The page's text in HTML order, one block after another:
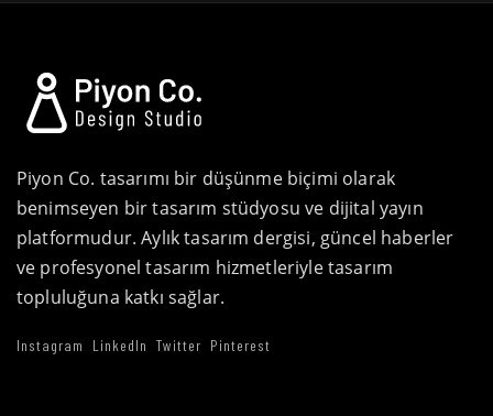
Piyon Co. tasarımı bir düşünme biçimi olarak
benimseyen bir tasarım stüdyosu ve dijital yayın
platformudur. Aylık tasarım dergisi, güncel haberler
ve profesyonel tasarım hizmetleriyle tasarım
topluluğuna katkı sağlar.
Instagram LinkedIn Twitter Pinterest